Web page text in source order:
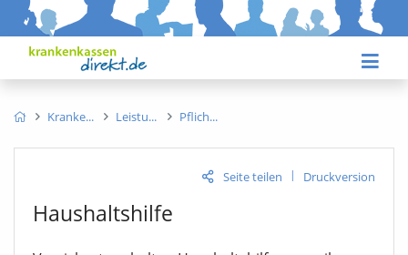
Kranke Leistu Pflich
Seite teilen | Druckversion
Haushaltshilfe